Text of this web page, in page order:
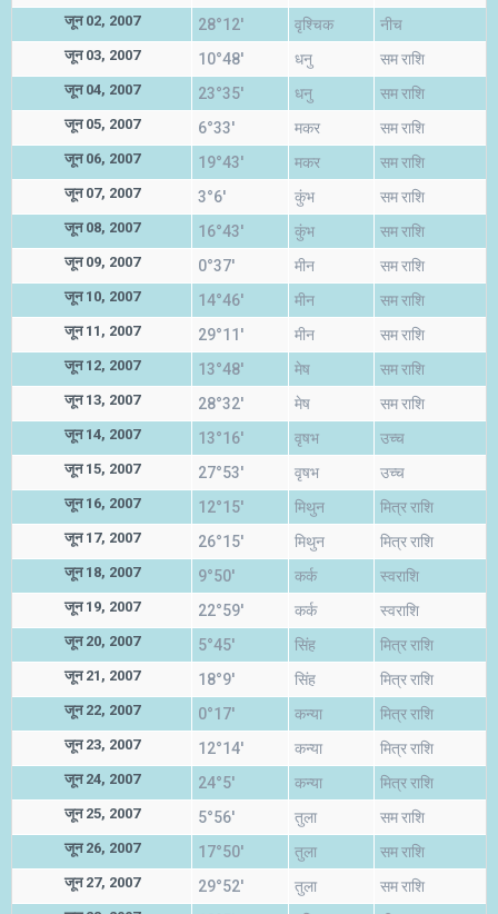
जून 02, 2007 28°12' वृश्चिक नीच
जून 03, 2007 10°48' धनु सम राशि
जून 04, 2007 23°35' धनु सम राशि
जून 05, 2007 6°33' मकर सम राशि
जून 06, 2007 19°43' मकर सम राशि
जून 07, 2007 3°6' कुंभ सम राशि
जून 08, 2007 16°43' कुंभ सम राशि
जून 09, 2007 0°37' मीन सम राशि
जून 10, 2007 14°46' मीन सम राशि
जून 11, 2007 29°11' मीन सम राशि
जून 12, 2007 13°48' मेष सम राशि
जून 13, 2007 28°32' मेष सम राशि
जून 14, 2007 13°16' वृषभ उच्च
जून 15, 2007 27°53' वृषभ उच्च
जून 16, 2007 12°15' मिथुन मित्र राशि
जून 17, 2007 26°15' मिथुन मित्र राशि
जून 18, 2007 9°50' कर्क स्वराशि
जून 19, 2007 22°59' कर्क स्वराशि
जून 20, 2007 5°45' सिंह मित्र राशि
जून 21, 2007 18°9' सिंह मित्र राशि
जून 22, 2007 0°17' कन्या मित्र राशि
जून 23, 2007 12°14' कन्या मित्र राशि
जून 24, 2007 24°5' कन्या मित्र राशि
जून 25, 2007 5°56' तुला सम राशि
जून 26, 2007 17°50' तुला सम राशि
जून 27, 2007 29°52' तुला सम राशि